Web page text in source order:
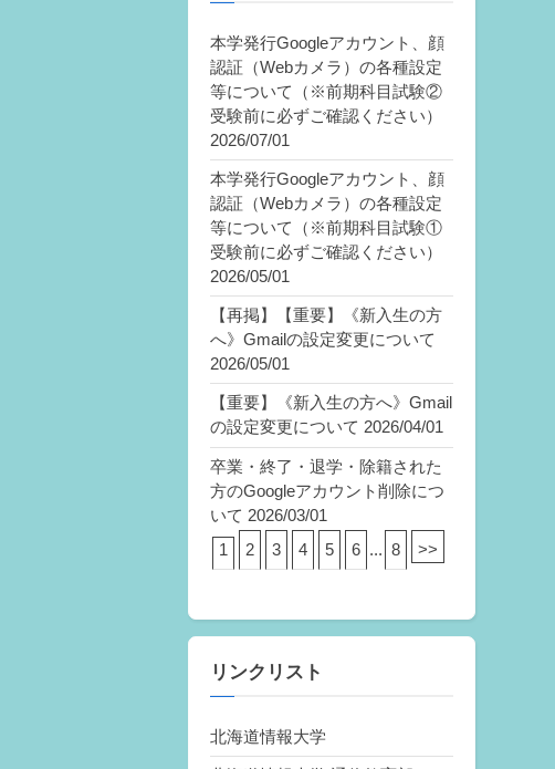
本学発行Googleアカウント、顔
認証（Webカメラ）の各種設定
等について（※前期科目試験②
受験前に必ずご確認ください）
2026/07/01
本学発行Googleアカウント、顔
認証（Webカメラ）の各種設定
等について（※前期科目試験①
受験前に必ずご確認ください）
2026/05/01
【再掲】【重要】《新入生の方
へ》Gmailの設定変更について
2026/05/01
【重要】《新入生の方へ》Gmail
の設定変更について 2026/04/01
卒業・終了・退学・除籍された
方のGoogleアカウント削除につ
いて 2026/03/01
1
2 3 4 5 6 ... 8 >>
リンクリスト
北海道情報大学